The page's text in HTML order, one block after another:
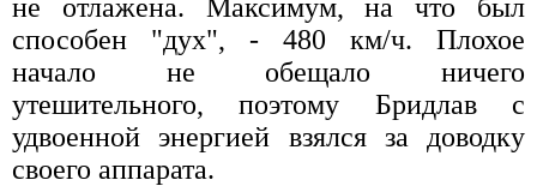
не отлажена. Максимум, на что был
способен "дух", - 480 км/ч. Плохое
начало не обещало ничего
утешительного, поэтому Бридлав с
удвоенной энергией взялся за доводку
своего аппарата.